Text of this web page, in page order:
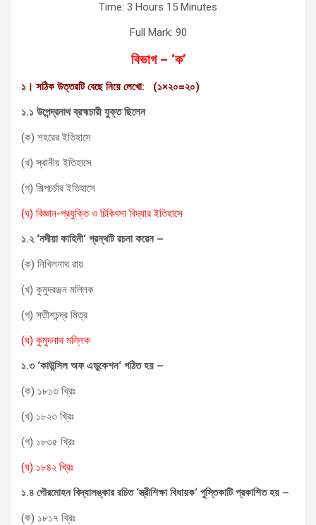
Time: 3 Hours 15 Minutes
Full Mark: 90
বিভাগ– ‘ক’
১। সঠিক উত্তরটি বেছে নিয়ে লেখো: (১×২০=২০)
১.১ উপেন্দ্রনাথ ব্রহ্মচারী যুক্ত ছিলেন
(ক) শহরের ইতিহাসে
(খ) স্থানীয় ইতিহাসে
(গ) শিল্পচর্চার ইতিহাসে
(ঘ) বিজ্ঞান-প্রযুক্তি ও চিকিৎসা বিদ্যার ইতিহাসে
১.২ ‘নদীয়া কাহিনী‘ গ্রন্থটি রচনা করেন–
(ক) নিখিলনাথ রায়
(খ) কুমুদরঞ্জন মল্লিক
(গ) সতীশচন্দ্র মিত্র
(ঘ) কুমুদনাথ মল্লিক
১.৩ ‘কাউন্সিল অফ এডুকেশন‘ গঠিত হয় –
(ক) ১৮১৩ খ্রিঃ
(খ) ১৮২৩ খ্রিঃ
(গ) ১৮৩৫ খ্রিঃ
(ঘ) ১৮৪২ খ্রিঃ
১.৪ গৌরমোহন বিদ্যালঙ্কার রচিত‘স্ত্রীশিক্ষা বিধায়ক‘ পুস্তিকাটি প্রকাশিত হয় –
(ক) ১৮১৭ খ্রিঃ